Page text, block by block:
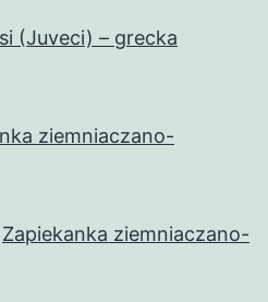
(Juveci) – grecka
ziemniaczano-
Zapiekanka ziemniaczano-